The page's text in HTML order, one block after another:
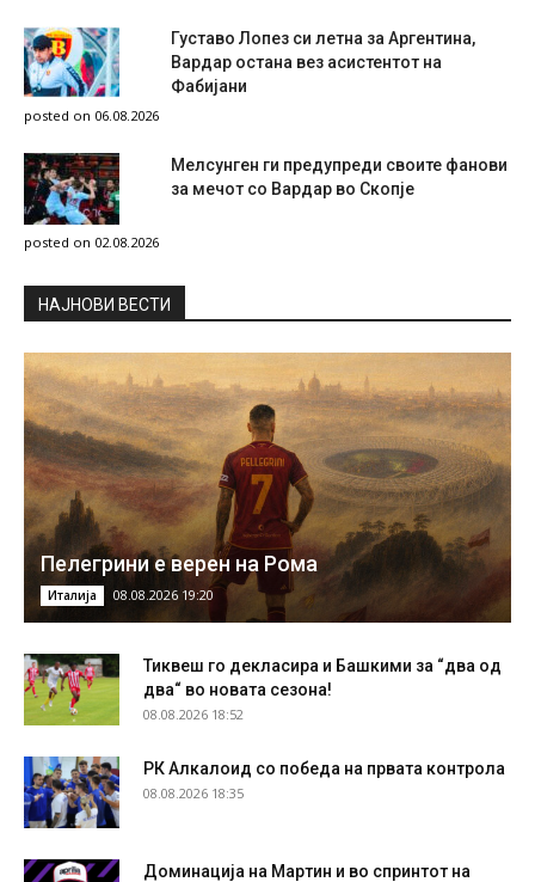
Густаво Лопез си летна за Аргентина,
Вардар остана вез асистентот на
Фабијани
posted on 06.08.2026
Мелсунген ги предупреди своите фанови
за мечот со Вардар во Скопје
posted on 02.08.2026
НAЈНОВИ ВЕСТИ
Пелегрини е верен на Рома
Италија 08.08.2026 19:20
Тиквеш го декласира и Башкими за “два од
два“ во новата сезона!
08.08.2026 18:52
РК Алкалоид со победа на првата контрола
08.08.2026 18:35
Доминација на Мартин и во спринтот на